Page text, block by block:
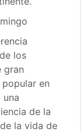
los
gran
en
una
de la
la vida de